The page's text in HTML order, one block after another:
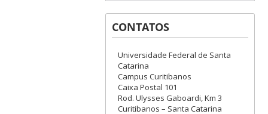
CONTATOS
Universidade Federal de Santa
Catarina
Campus Curitibanos
Caixa Postal 101
Rod. Ulysses Gaboardi, Km 3
Curitibanos – Santa Catarina